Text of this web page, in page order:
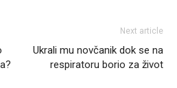
Next article
Ukrali mu novčanik dok se na
respiratoru borio za život